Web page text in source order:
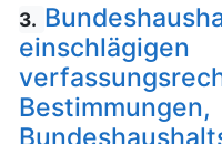
3.
einschlägigen
Bestimmungen,